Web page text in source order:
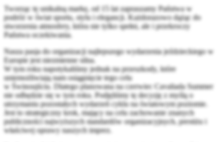
Tworząc tę unikalną markę, od 15 lat zapraszamy Państwa w
podróż w świat sportu, stylu i elegancji. Każdorazowo dążąc do
stworzenia atmosfery, która nie tylko spełni, ale i przekroczy
Państwa oczekiwania.
Nasza pasja do organizacji najlepszego wydarzenia jeździeckiego w
Europie jest niezmienne silna.
W tym roku napotykaliśmy jednak na przeszkody, które
uniemożliwiają nam osiągnięcie tego celu
w Świnoujściu. Dlatego planowana na czerwiec Cavaliada Summer
nie odbędzie się w tym roku. Podjęliśmy tę decyzję z myślą o
utrzymaniu pozostałych wydarzeń cyklu na światowym poziomie.
Jest to strategiczny krok, mający na celu zachowanie znanych
publiczności najwyższych standardów organizacyjnych, prestiżu i
właściwej oprawy naszych imprez.